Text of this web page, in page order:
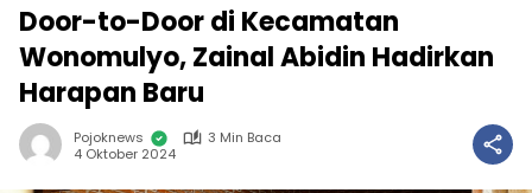
Door-to-Door di Kecamatan
Wonomulyo, Zainal Abidin Hadirkan
Harapan Baru
Pojoknews
3 Min Baca
4 Oktober 2024